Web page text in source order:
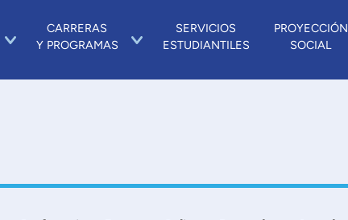
CARRERAS
Y PROGRAMAS
SERVICIOS
ESTUDIANTILES
PROYECCIÓN
SOCIAL